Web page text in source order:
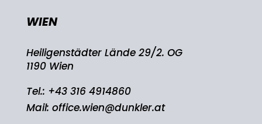
WIEN
Heiligenstädter Lände 29/2. OG
1190 Wien
Tel.: +43 316 4914860
Mail: office.wien@dunkler.at